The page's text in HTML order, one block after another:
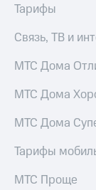
Услуги
Акции
ТВ
для
149 ₽/
Тарифы
Связь, ТВ и
МТС Дома
МТС Дома
МТС Дома
Тарифы
МТС Проще